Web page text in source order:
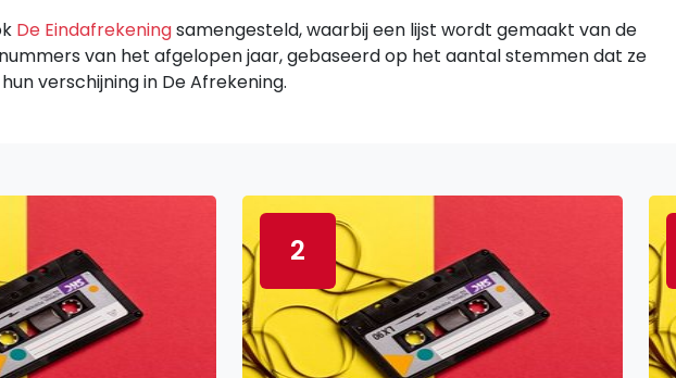
De Eindafrekeningsamengesteld, waarbij een lijst wordt gemaakt van de
van het afgelopen jaar, gebaseerd op het aantal stemmen dat ze
verschijning in De Afrekening.
2